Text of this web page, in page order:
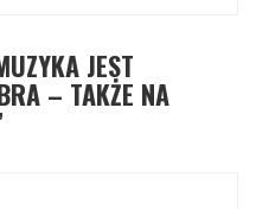
JEST
– TAKŻE NA